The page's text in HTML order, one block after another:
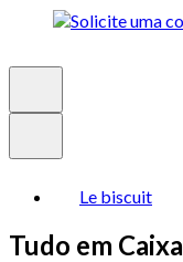
Le biscuit
Tudo em Caixa